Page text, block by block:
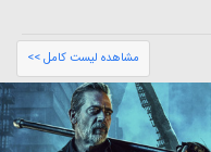
مشاهده لیست کامل >>